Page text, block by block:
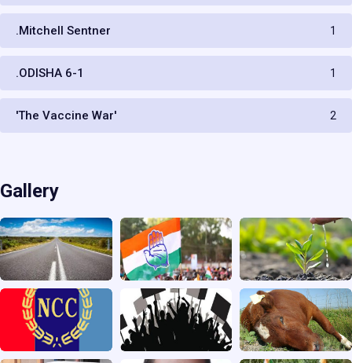
.Mitchell Sentner 1
.ODISHA 6-1 1
'The Vaccine War' 2
Gallery